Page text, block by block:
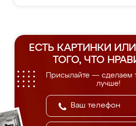
ЕСТЬ КАРТИНКИ
ТОГО, ЧТО
Присылайте — сделаем
лучше!